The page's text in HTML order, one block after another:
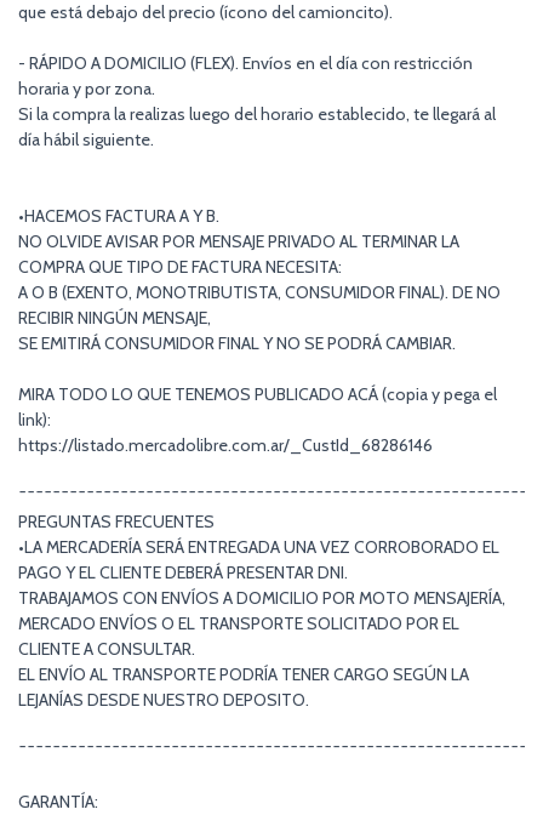
que está debajo del precio (ícono del camioncito).
- RÁPIDO A DOMICILIO (FLEX). Envíos en el día con restricción
horaria y por zona.
Si la compra la realizas luego del horario establecido, te llegará al
día hábil siguiente.
•HACEMOS FACTURA A Y B.
NO OLVIDE AVISAR POR MENSAJE PRIVADO AL TERMINAR LA
COMPRA QUE TIPO DE FACTURA NECESITA:
A O B (EXENTO, MONOTRIBUTISTA, CONSUMIDOR FINAL). DE NO
RECIBIR NINGÚN MENSAJE,
SE EMITIRÁ CONSUMIDOR FINAL Y NO SE PODRÁ CAMBIAR.
MIRA TODO LO QUE TENEMOS PUBLICADO ACÁ (copia y pega el
link):
https://listado.mercadolibre.com.ar/_CustId_68286146
PREGUNTAS FRECUENTES
•LA MERCADERÍA SERÁ ENTREGADA UNA VEZ CORROBORADO EL
PAGO Y EL CLIENTE DEBERÁ PRESENTAR DNI.
TRABAJAMOS CON ENVÍOS A DOMICILIO POR MOTO MENSAJERÍA,
MERCADO ENVÍOS O EL TRANSPORTE SOLICITADO POR EL
CLIENTE A CONSULTAR.
EL ENVÍO AL TRANSPORTE PODRÍA TENER CARGO SEGÚN LA
LEJANÍAS DESDE NUESTRO DEPOSITO.
GARANTÍA: